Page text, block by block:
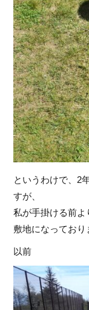
というわけで、2
すが、
私が手掛ける前
敷地になっており
以前